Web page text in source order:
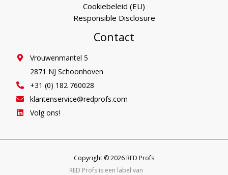
Cookiebeleid (EU)
Responsible Disclosure
Contact
Vrouwenmantel 5
2871 NJ Schoonhoven
+31 (0) 182 760028
klantenservice@redprofs.com
Volg ons!
Copyright © 2026 RED Profs
RED Profs is een label van